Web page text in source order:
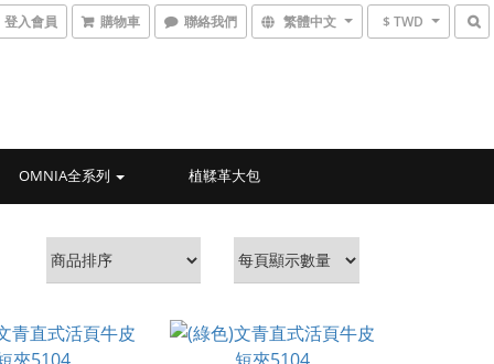
登入會員 購物車 聯絡我們 繁體中文 $ TWD
OMNIA全系列 植鞣革大包